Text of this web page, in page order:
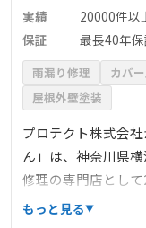
実績
20000件以
保証
最長40年
雨漏り修理 カバ
屋根外壁塗装
プロテクト株式会
ん」は、神奈川県
修理の専門店として
自社職人による高
もっと見る